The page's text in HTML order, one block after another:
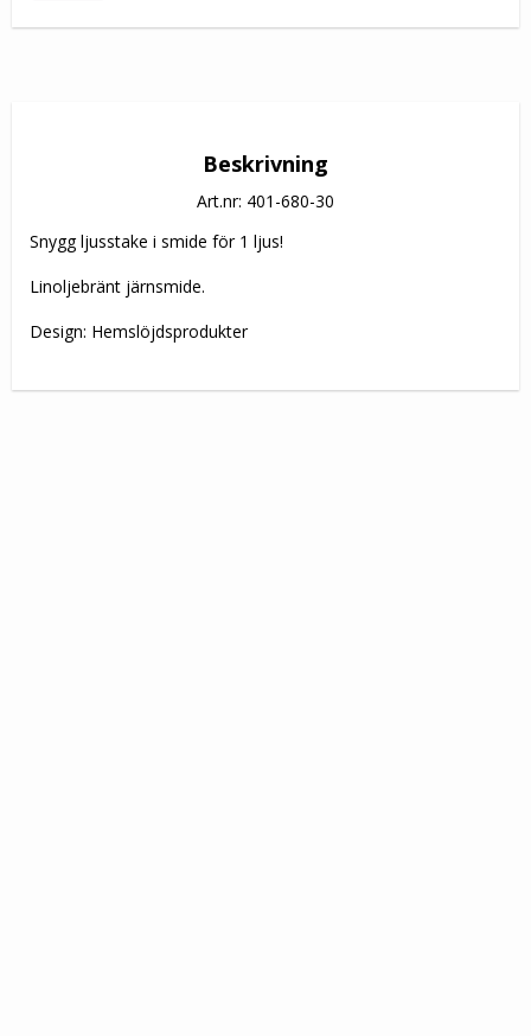
Beskrivning
Art.nr: 401-680-30
Snygg ljusstake i smide för 1 ljus!
Linoljebränt järnsmide.
Design: Hemslöjdsprodukter